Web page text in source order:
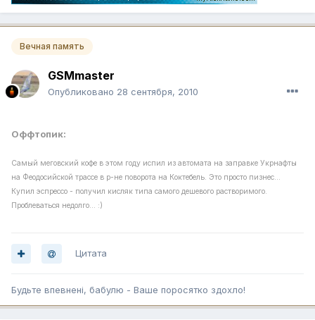
Вечная память
GSMmaster
Опубликовано 28 сентября, 2010
Оффтопик:
Самый меговский кофе в этом году испил из автомата на заправке Укрнафты
на Феодосийской трассе в р-не поворота на Коктебель. Это просто пизнес...
Купил эспрессо - получил кисляк типа самого дешевого растворимого.
Проблеваться недолго... :)
Цитата
Будьте впевненi, бабулю - Ваше поросятко здохло!